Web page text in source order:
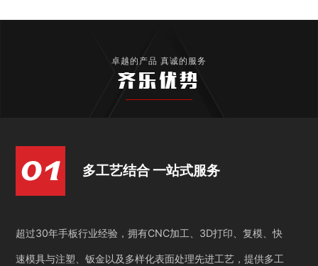
卓越的产品 真诚的服务
齐乐优势
多工艺结合 一站式服务
超过30年手板行业经验，拥有CNC加工、3D打印、复模、快
速模具与注塑、钣金以及多样化表面处理先进工艺，提供多工